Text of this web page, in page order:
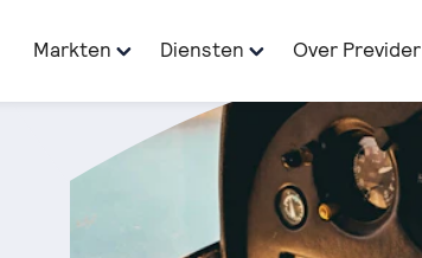
Markten Diensten Over Previder